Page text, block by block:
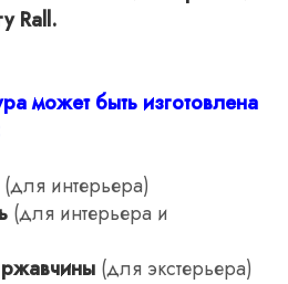
Rall.
может быть изготовлена
(для интерьера)
(для интерьера и
(для экстерьера)